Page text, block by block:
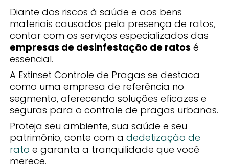
Diante dos riscos à saúde e aos bens
materiais causados pela presença de ratos,
contar com os serviços especializados das
empresas de desinfestação de ratos é
essencial.
A Extinset Controle de Pragas se destaca
como uma empresa de referência no
segmento, oferecendo soluções eficazes e
seguras para o controle de pragas urbanas.
Proteja seu ambiente, sua saúde e seu
patrimônio, conte com adedetização de
rato e garanta a tranquilidade que você
merece.